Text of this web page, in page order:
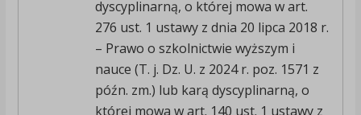
dyscyplinarną, o której mowa w art.
276 ust. 1 ustawy z dnia 20 lipca 2018 r.
– Prawo o szkolnictwie wyższym i
nauce (T. j. Dz. U. z 2024 r. poz. 1571 z
późn. zm.) lub karą dyscyplinarną, o
której mowa w art. 140 ust. 1 ustawy z